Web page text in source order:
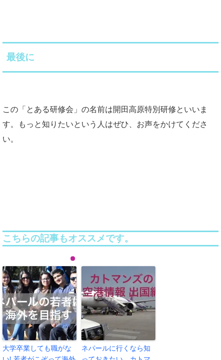
最後に
この「とある研修会」の名前は開田高原特別研修といいま
す。もっと知りたいという人はぜひ、お声をかけてくださ
い。
こちらの記事もオススメです。
大学卒業しても職がな
ネパールに行くなら知